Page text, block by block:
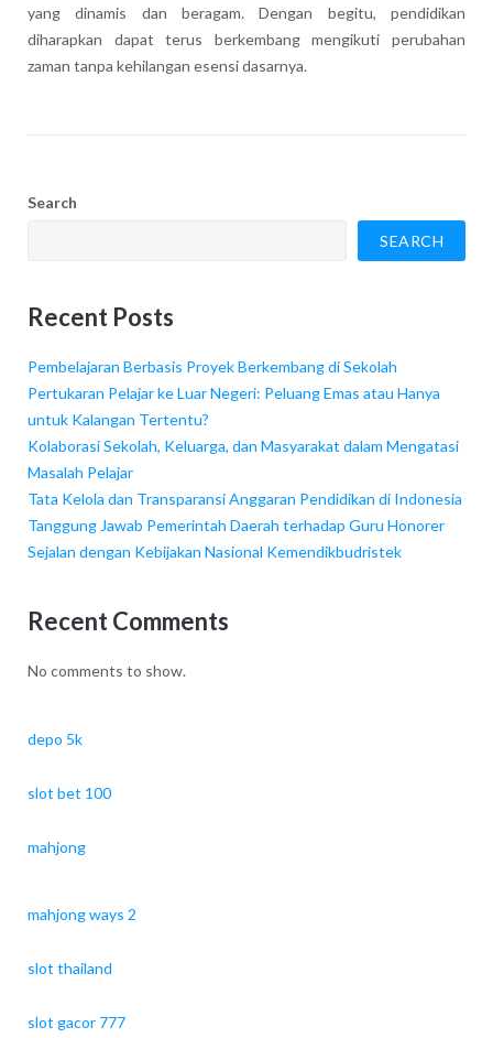
yang dinamis dan beragam. Dengan begitu, pendidikan
diharapkan dapat terus berkembang mengikuti perubahan
zaman tanpa kehilangan esensi dasarnya.
Search
SEARCH
Recent Posts
Pembelajaran Berbasis Proyek Berkembang di Sekolah
Pertukaran Pelajar ke Luar Negeri: Peluang Emas atau Hanya
untuk Kalangan Tertentu?
Kolaborasi Sekolah, Keluarga, dan Masyarakat dalam Mengatasi
Masalah Pelajar
Tata Kelola dan Transparansi Anggaran Pendidikan di Indonesia
Tanggung Jawab Pemerintah Daerah terhadap Guru Honorer
Sejalan dengan Kebijakan Nasional Kemendikbudristek
Recent Comments
No comments to show.
depo 5k
slot bet 100
mahjong
mahjong ways 2
slot thailand
slot gacor 777